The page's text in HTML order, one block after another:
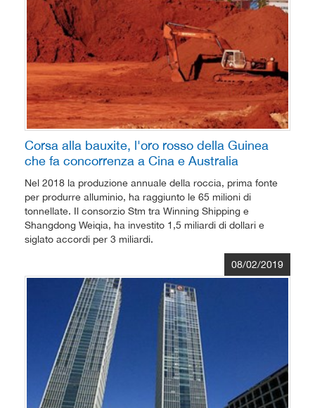
Corsa alla bauxite, l'oro rosso della Guinea
che fa concorrenza a Cina e Australia
Nel 2018 la produzione annuale della roccia, prima fonte
per produrre alluminio, ha raggiunto le 65 milioni di
tonnellate. Il consorzio Stm tra Winning Shipping e
Shangdong Weiqia, ha investito 1,5 miliardi di dollari e
siglato accordi per 3 miliardi.
08/02/2019